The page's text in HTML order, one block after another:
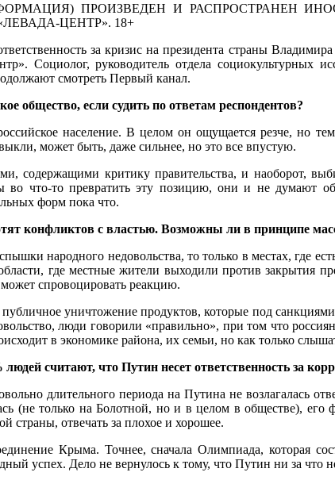
ПРОИЗВЕДЕН И РАСПРОСТРАНЕН
ЦЕНТР». 18+
за кризис на президента страны
Социолог, руководитель отдела социокультурных
смотреть Первый канал.
общество, если судить по ответам респондентов?
население. В целом он ощущается резче, но
может быть, даже сильнее, но это все впустую.
содержащими критику правительства, и наоборот,
во что-то превратить эту позицию, они и не думают
форм пока что.
конфликтов с властью. Возможны ли в принципе
народного недовольства, то только в местах, где
где местные жители выходили против закрытия
спровоцировать реакцию.
уничтожение продуктов, которые под
люди говорили «правильно», при том что
в экономике района, их семьи, но как только
считают, что Путин несет ответственность за
длительного периода на Путина не возлагалась
(не только на Болотной, но и в целом в обществе), его
страны, отвечать за плохое и хорошее.
Крыма. Точнее, сначала Олимпиада, которая
успех. Дело не вернулось к тому, что Путин ни за что